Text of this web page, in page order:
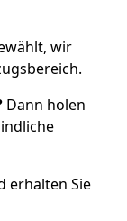
wir
Dann holen
erhalten Sie